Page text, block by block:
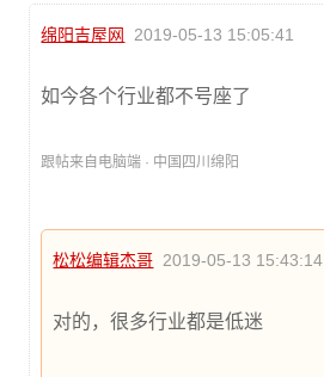
绵阳吉屋网 2019-05-13 15:05:41
如今各个行业都不号座了
跟帖来自电脑端 · 中国四川绵阳
松松编辑杰哥 2019-05-13 15:43:14
对的，很多行业都是低迷